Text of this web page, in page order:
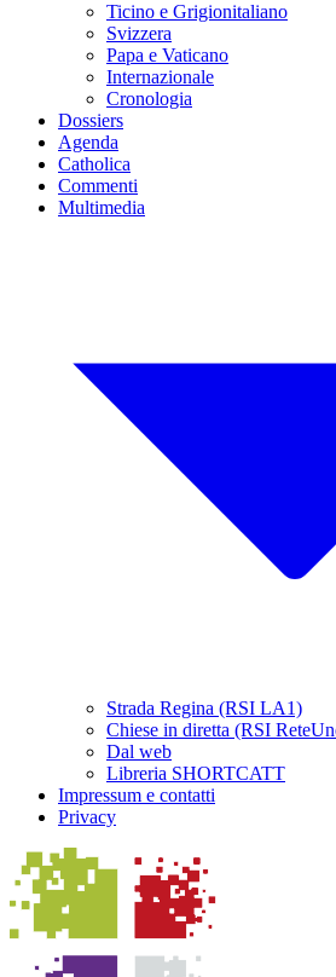
Ticino e Grigionitaliano
Svizzera
Papa e Vaticano
Internazionale
Cronologia
Dossiers
Agenda
Catholica
Commenti
Multimedia
Strada Regina (RSI LA1)
Chiese in diretta (RSI
Dal web
Libreria SHORTCATT
Impressum e contatti
Privacy